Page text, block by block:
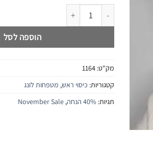
כמות של מטפחת לונג דלה
הוספה לסל
מק"ט: 1164
קטגוריות: כיסוי ראש, מטפחות לונג
תגיות: 40% הנחה ,
November Sale